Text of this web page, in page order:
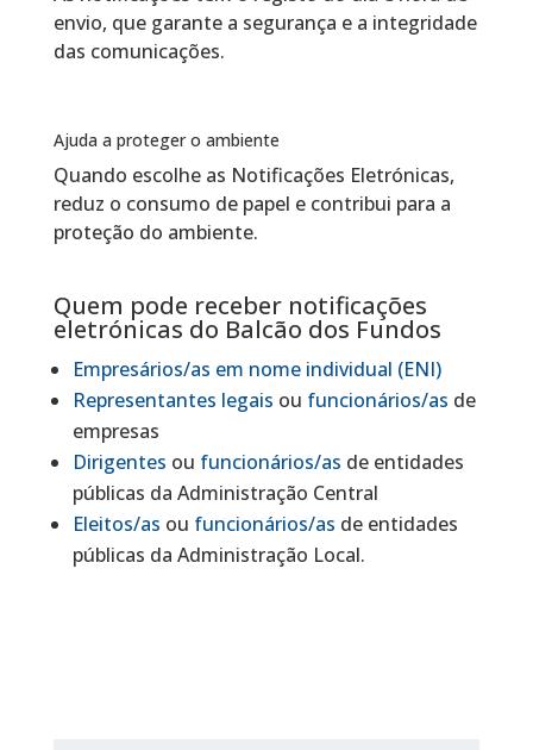
envio, que garante a segurança e a integridade
das comunicações.
Ajuda a proteger o ambiente
Quando escolhe as Notificações Eletrónicas,
reduz o consumo de papel e contribui para a
proteção do ambiente.
Quem pode receber notificações
eletrónicas do Balcão dos Fundos
Empresários/as em nome individual (ENI)
Representantes legais ou funcionários/as de
empresas
Dirigentes ou funcionários/as de entidades
públicas da Administração Central
Eleitos/as ou funcionários/as de entidades
públicas da Administração Local.